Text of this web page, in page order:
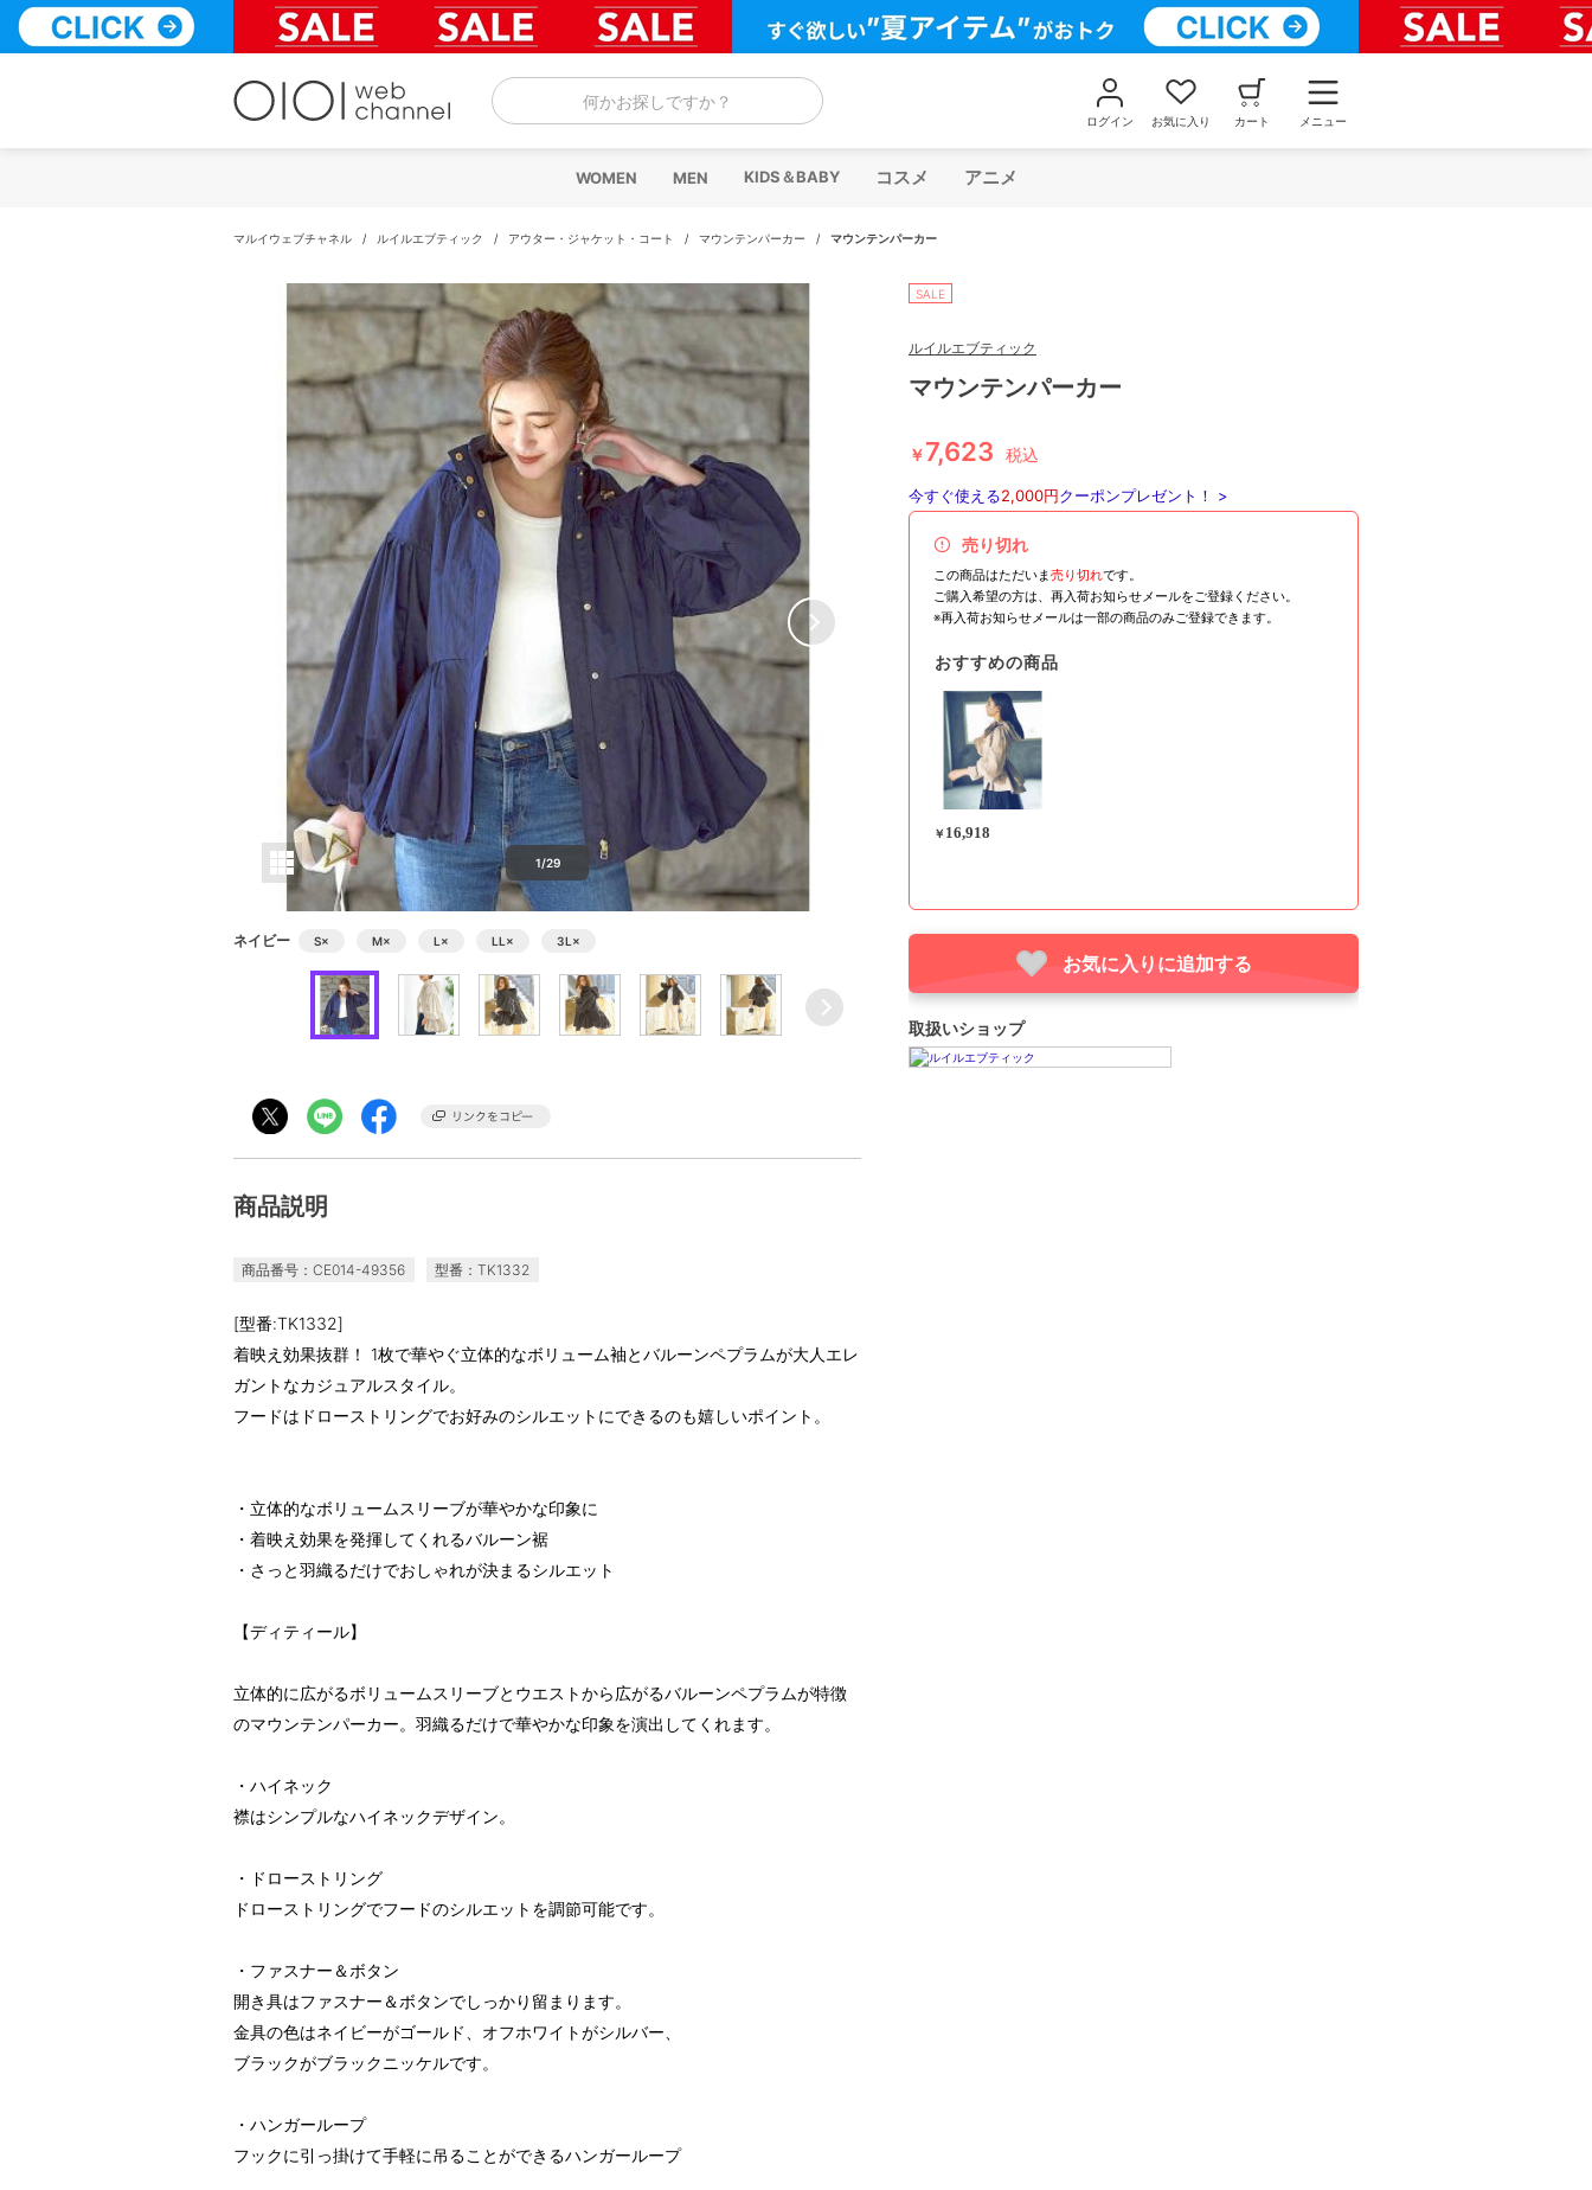
テ
何かお探しですか？
ログイン お気に入り カート メニュー
WOMEN MEN KIDS＆BABY コスメ アニメ
マルイウェブチャネル / ルイルエブティック / アウター・ジャケット・コート / マウンテンパーカー / マウンテンパーカー
1/29
ネイビー S× M× L × LL × 3L ×
商品説明
商品番号：CE014-49356 型番：TK1332
[型番:TK1332]
着映え効果抜群！ 1枚で華やぐ立体的なボリューム袖とバルーンペプラムが大人エレ
ガントなカジュアルスタイル。
フードはドローストリングでお好みのシルエットにできるのも嬉しいポイント。
・立体的なボリュームスリーブが華やかな印象に
・着映え効果を発揮してくれるバルーン裾
・さっと羽織るだけでおしゃれが決まるシルエット
【ディティール】
立体的に広がるボリュームスリーブとウエストから広がるバルーンペプラムが特徴
のマウンテンパーカー。羽織るだけで華やかな印象を演出してくれます。
・ハイネック
襟はシンプルなハイネックデザイン。
・ドローストリング
ドローストリングでフードのシルエットを調節可能です。
・ファスナー＆ボタン
開き具はファスナー＆ボタンでしっかり留まります。
金具の色はネイビーがゴールド、オフホワイトがシルバー、
ブラックがブラックニッケルです。
・ハンガーループ
フックに引っ掛けて手軽に吊ることができるハンガーループ
SALE
ルイルエブティック
マウンテンパーカー
￥7,623 税込
今すぐ使える2,000円クーポンプレゼント！ >
売り切れ
この商品はただいま売り切れです。
ご購入希望の方は、再入荷お知らせメールをご登録ください。
※再入荷お知らせメールは一部の商品のみご登録できます。
おすすめの商品
￥ 16,918
お気に入りに追加する
取扱いショップ